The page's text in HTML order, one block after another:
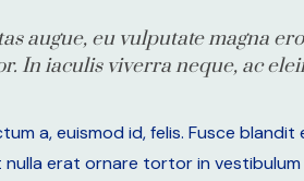
augue, eu vulputate magna
In iaculis viverra neque, ac
a, euismod id, felis. Fusce blandit
erat ornare tortor in